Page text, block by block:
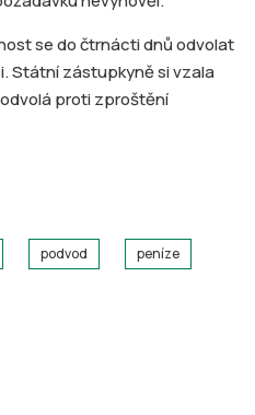
se do čtrnácti dnů odvolat
Státní zástupkyně si vzala
proti zproštění
podvod peníze